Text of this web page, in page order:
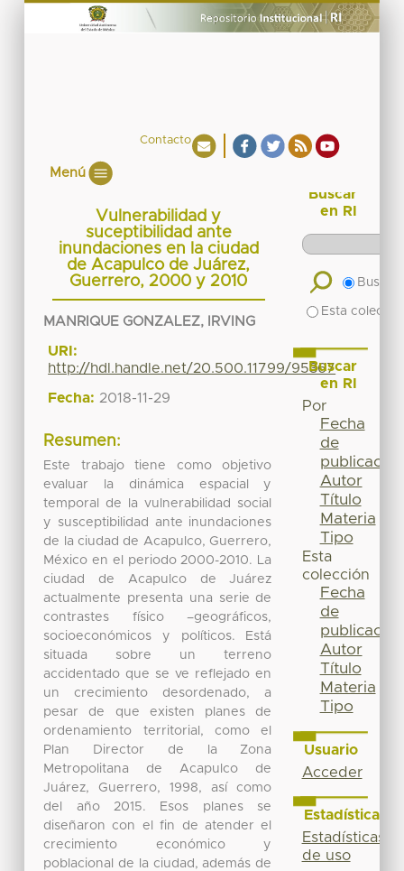
Contacto
Menú
Vulnerabilidad y
suceptibilidad ante
inundaciones en la ciudad
de Acapulco de Juárez,
Guerrero, 2000 y 2010
MANRIQUE GONZALEZ, IRVING
URI:
http://hdl.handle.net/20.500.11799/95367
Fecha: 2018-11-29
Resumen:
Este trabajo tiene como objetivo
evaluar la dinámica espacial y
temporal de la vulnerabilidad social
y susceptibilidad ante inundaciones
de la ciudad de Acapulco, Guerrero,
México en el periodo 2000-2010. La
ciudad de Acapulco de Juárez
actualmente presenta una serie de
contrastes físico –geográficos,
socioeconómicos y políticos. Está
situada sobre un terreno
accidentado que se ve reflejado en
un crecimiento desordenado, a
pesar de que existen planes de
ordenamiento territorial, como el
Plan Director de la Zona
Metropolitana de Acapulco de
Juárez, Guerrero, 1998, así como
del año 2015. Esos planes se
diseñaron con el fin de atender el
crecimiento económico y
poblacional de la ciudad, además de
Buscar
en RI
Buscar
Esta
Buscar
en RI
Por
Fecha
de
publicación
Autor
Título
Materia
Tipo
Esta
colección
Fecha
de
publicación
Autor
Título
Materia
Tipo
Usuario
Acceder
Estadísticas
Estadísticas
de uso